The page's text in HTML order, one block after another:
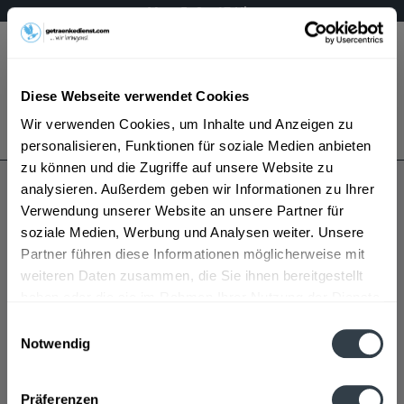
Diese Webseite verwendet Cookies
Wir verwenden Cookies, um Inhalte und Anzeigen zu
personalisieren, Funktionen für soziale Medien anbieten
zu können und die Zugriffe auf unsere Website zu
analysieren. Außerdem geben wir Informationen zu Ihrer
Verwendung unserer Website an unsere Partner für
soziale Medien, Werbung und Analysen weiter. Unsere
Partner führen diese Informationen möglicherweise mit
weiteren Daten zusammen, die Sie ihnen bereitgestellt
Notwendig
Präferenzen
Mo – Fr 9 – 17 Uhr
Menü
Bestellung widerrufen
Es gilt unsere Datenschutzerklärung
Erzquell
Erzquell wird in den folgenden Regionen, Städten,